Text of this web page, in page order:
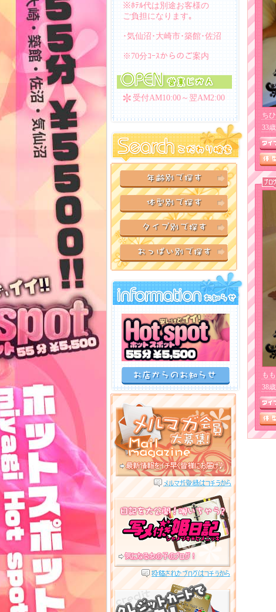
※ﾎﾃﾙ代は別途お客様の
ご負担になります｡
･気仙沼･大崎市･築館･佐沼
※70分ｺｰｽからのご案内
受付AM10:00～翌AM2:00
ち
33
も
38